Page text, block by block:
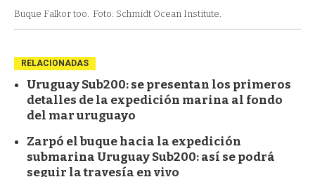
Buque Falkor too. Foto: Schmidt Ocean Institute.
RELACIONADAS
Uruguay Sub200: se presentan los primeros
detalles de la expedición marina al fondo
del mar uruguayo
Zarpó el buque hacia la expedición
submarina Uruguay Sub200: así se podrá
seguir la travesía en vivo